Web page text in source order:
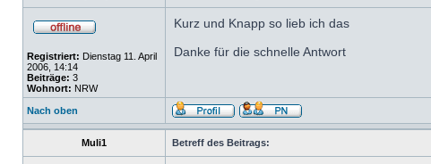
Registriert: Dienstag 11. April
2006, 14:14
Beiträge: 3
Wohnort: NRW
Kurz und Knapp so lieb ich das
Danke für die schnelle Antwort
Nach oben
Muli1 Betreff des Beitrags: